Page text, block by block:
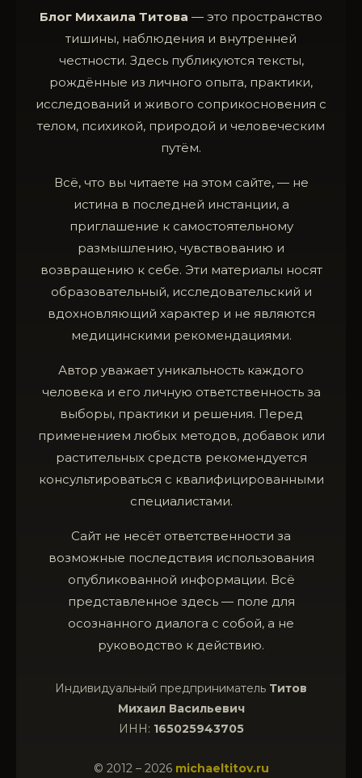
Блог Михаила Титова — это пространство
тишины, наблюдения и внутренней
честности. Здесь публикуются тексты,
рождённые из личного опыта, практики,
исследований и живого соприкосновения с
телом, психикой, природой и человеческим
путём.
Всё, что вы читаете на этом сайте, — не
истина в последней инстанции, а
приглашение к самостоятельному
размышлению, чувствованию и
возвращению к себе. Эти материалы носят
образовательный, исследовательский и
вдохновляющий характер и не являются
медицинскими рекомендациями.
Автор уважает уникальность каждого
человека и его личную ответственность за
выборы, практики и решения. Перед
применением любых методов, добавок или
растительных средств рекомендуется
консультироваться с квалифицированными
специалистами.
Сайт не несёт ответственности за
возможные последствия использования
опубликованной информации. Всё
представленное здесь — поле для
осознанного диалога с собой, а не
руководство к действию.
Индивидуальный предприниматель Титов
Михаил Васильевич
ИНН: 165025943705
© 2012 – 2026 michaeltitov.ru